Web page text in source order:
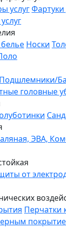
услугФартуки
Носки
Подшлемники/
головные
ЭВА,
от
Перчатки